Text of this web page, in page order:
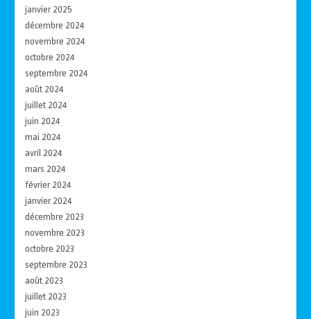
janvier 2025
décembre 2024
novembre 2024
octobre 2024
septembre 2024
août 2024
juillet 2024
juin 2024
mai 2024
avril 2024
mars 2024
février 2024
janvier 2024
décembre 2023
novembre 2023
octobre 2023
septembre 2023
août 2023
juillet 2023
juin 2023